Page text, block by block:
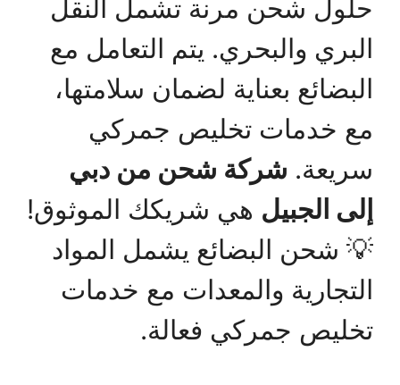
حلول شحن مرنة تشمل النقل
البري والبحري. يتم التعامل مع
البضائع بعناية لضمان سلامتها،
مع خدمات تخليص جمركي
سريعة. شركة شحن من دبي
إلى الجبيل هي شريكك الموثوق!
💡 شحن البضائع يشمل المواد
التجارية والمعدات مع خدمات
تخليص جمركي فعالة.